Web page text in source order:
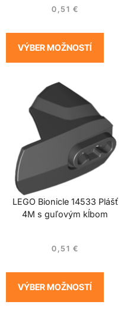
0,51 €
VÝBER MOŽNOSTÍ
LEGO Bionicle 14533 Plášť
4M s guľovým kĺbom
0,51 €
VÝBER MOŽNOSTÍ